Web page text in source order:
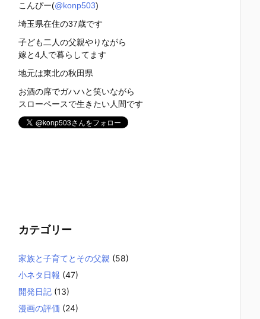
こんぴー(@konp503)
埼玉県在住の37歳です
子ども二人の父親やりながら
嫁と4人で暮らしてます
地元は東北の秋田県
お酒の席でガハハと笑いながら
スローペースで生きたい人間です
カテゴリー
家族と子育てとその父親 (58)
小ネタ日報 (47)
開発日記 (13)
漫画の評価 (24)